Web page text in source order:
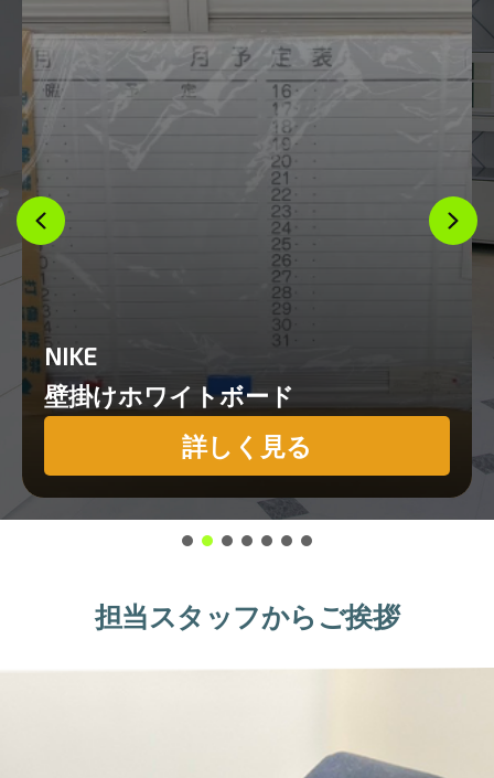
NIKE
壁掛けホワイトボード
詳しく見る
担当スタッフからご挨拶